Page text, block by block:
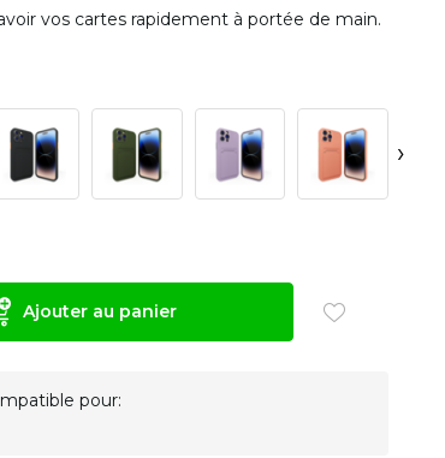
vos cartes rapidement à portée de main.
›
Ajouter au panier
pour: